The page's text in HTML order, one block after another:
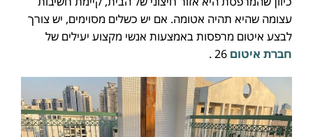
עצומה שהיא תהיה אטומה. אם יש כשלים מסוימים, יש צורך
לבצע איטום מרפסות באמצעות אנשי מקצוע יעילים של
חברת איטום